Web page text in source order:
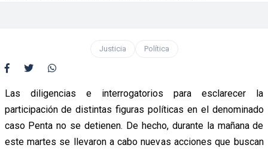
Justicia Política
Las diligencias e interrogatorios para esclarecer la
participación de distintas figuras políticas en el denominado
caso Penta no se detienen. De hecho, durante la mañana de
este martes se llevaron a cabo nuevas acciones que buscan